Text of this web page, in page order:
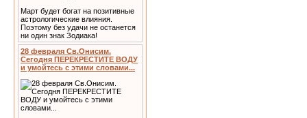
Март будет богат на позитивные
астрологические влияния.
Поэтому без удачи не останется
ни один знак Зодиака!
28 февраля Св.Онисим.
Сегодня ПЕРЕКРЕСТИТЕ ВОДУ
и умойтесь с этими словами...